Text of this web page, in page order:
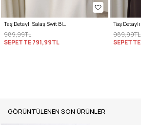
GÖRÜNTÜLENEN SON ÜRÜNLER
989,99TL
SEPETTE791,99TL
989,99TL
SEPETTE